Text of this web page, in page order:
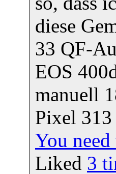
diese
33 QF-
EOS
manuell
Pixel
You
Liked 3